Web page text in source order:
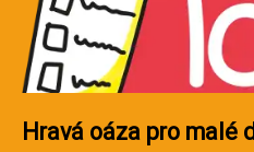
Hravá oáza pro malé